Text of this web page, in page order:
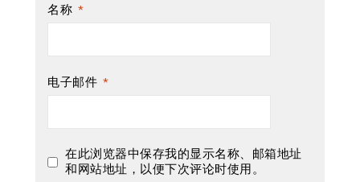
名称 *
电子邮件 *
在此浏览器中保存我的显示名称、邮箱地址
和网站地址，以便下次评论时使用。